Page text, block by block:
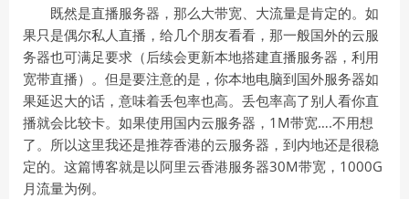
既然是直播服务器，那么大带宽、大流量是肯定的。如
果只是偶尔私人直播，给几个朋友看看，那一般国外的云服
务器也可满足要求（后续会更新本地搭建直播服务器，利用
宽带直播）。但是要注意的是，你本地电脑到国外服务器如
果延迟大的话，意味着丢包率也高。丢包率高了别人看你直
播就会比较卡。如果使用国内云服务器，1M带宽….不用想
了。所以这里我还是推荐香港的云服务器，到内地还是很稳
定的。这篇博客就是以阿里云香港服务器30M带宽，1000G
月流量为例。